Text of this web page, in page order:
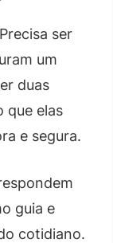
ser
um
duas
que elas
e segura.
guia e
cotidiano.